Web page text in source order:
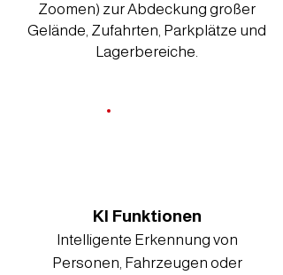
Zoomen) zur Abdeckung großer
Gelände, Zufahrten, Parkplätze und
Lagerbereiche.
KI Funktionen
Intelligente Erkennung von
Personen, Fahrzeugen oder